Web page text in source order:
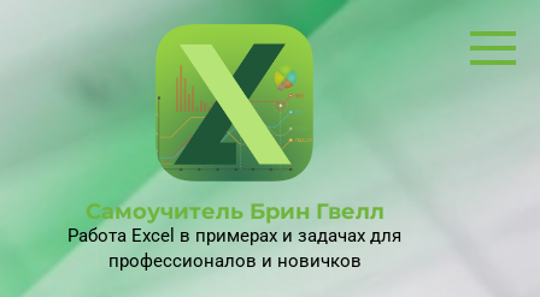
Самоучитель Брин Гвелл
Работа Excel в примерах и задачах для
профессионалов и новичков